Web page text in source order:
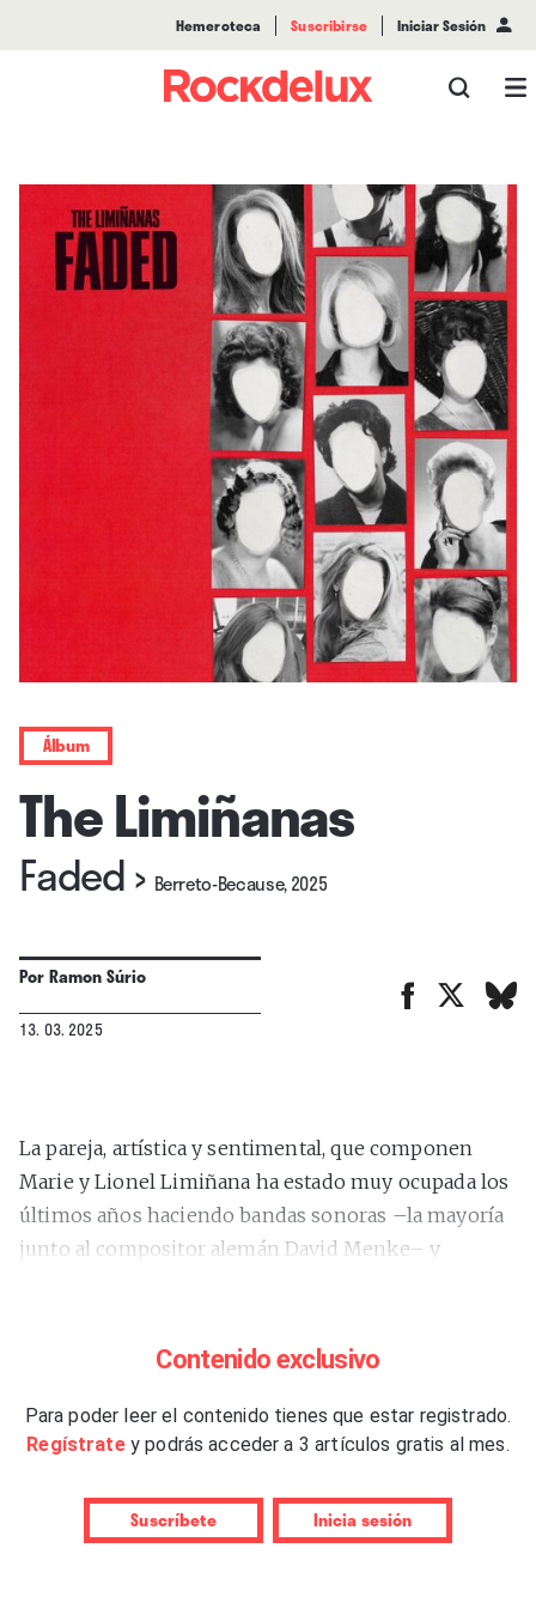
Hemeroteca Suscribirse Iniciar Sesión
Álbum
The Limiñanas
Faded› Berreto-Because, 2025
PorRamon Súrio
13. 03. 2025
La pareja, artística y sentimental, que componen
Marie y Lionel Limiñana ha estado muy ocupada los
últimos años haciendo bandas sonoras –la mayoría
junto al compositor alemán David Menke– y
(2023), en comandita con su íntimo amigo
“Traité de guitarres triolectiques (a l’usage des
portugaises ensablées)”(2015)–, o se han hecho
venerable Brigitte Fontaine. Con tanto ajetreo, desde
su quinto álbum,“Shadow People”(2018), no habían
Contenido exclusivo
Para poder leer el contenido tienes que estar registrado.
Regístrate y podrás acceder a 3 artículos gratis al mes.
Suscríbete Inicia sesión